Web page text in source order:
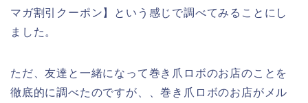
マガ割引クーポン】という感じで調べてみることにし
ました。
ただ、友達と一緒になって巻き爪ロボのお店のことを
徹底的に調べたのですが、、巻き爪ロボのお店がメル